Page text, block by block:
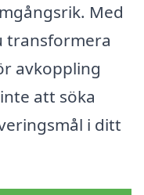
Med
transformera
avkoppling
att söka
i ditt